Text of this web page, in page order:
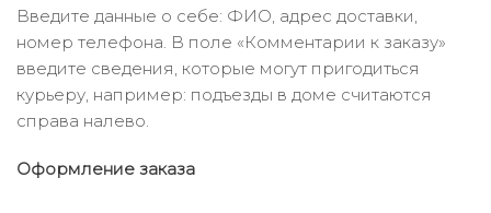
Введите данные о себе: ФИО, адрес доставки,
номер телефона. В поле «Комментарии к заказу»
введите сведения, которые могут пригодиться
курьеру, например: подъезды в доме считаются
справа налево.
Оформление заказа